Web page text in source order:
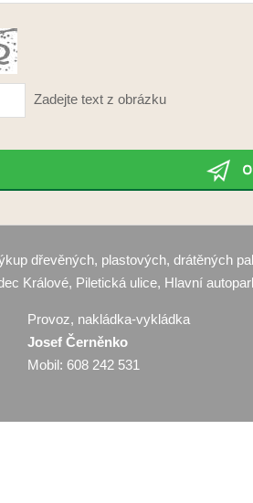
Zadejte text z obrázku
dřevěných, plastových, drátěných
Králové, Piletická ulice, Hlavní
Provoz, nakládka-vykládka
Josef Černěnko
Mobil: 608 242 531